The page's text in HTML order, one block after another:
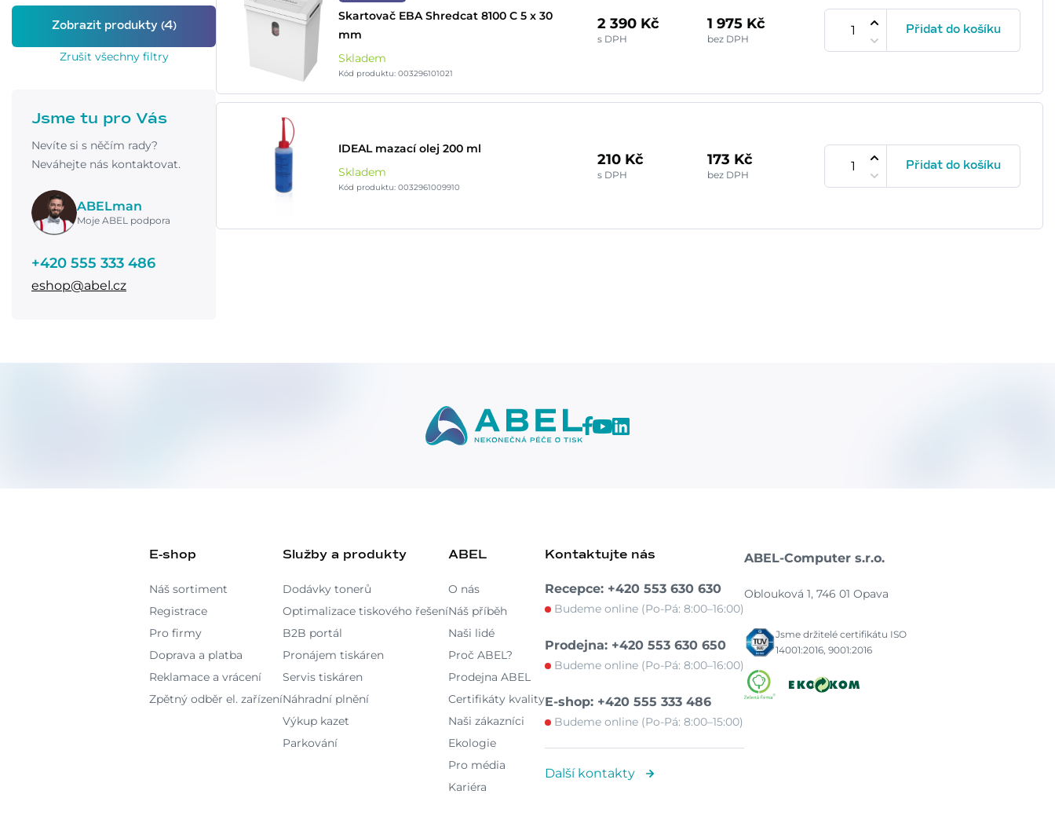
Zrušit všechny filtry
Jsme tu pro Vás
Nevíte si s něčím rady?
Neváhejte nás kontaktovat.
ABELman
Moje ABEL podpora
+420 555 333 486
eshop@abel.cz
Skartovač EBA Shredcat 8100 C 5 x 30
mm
Skladem
Kód produktu: 003296101021
2 390 Kč
s DPH
1 975 Kč
bez DPH
Přidat do košíku
IDEAL mazací olej 200 ml
Skladem
Kód produktu: 0032961009910
210 Kč
s DPH
173 Kč
bez DPH
Přidat do košíku
E-shop
Náš sortiment
Registrace
Pro firmy
Doprava a platba
Reklamace a vrácení
Zpětný odběr el. zařízení
Služby a produkty
Dodávky tonerů
Optimalizace tiskového řešení
B2B portál
Pronájem tiskáren
Servis tiskáren
Náhradní plnění
Výkup kazet
Parkování
ABEL
O nás
Náš příběh
Naši lidé
Proč ABEL?
Prodejna ABEL
Certifikáty kvality
Naši zákazníci
Ekologie
Pro média
Kariéra
Kontaktujte nás
Recepce: +420 553 630 630
Budeme online (Po-Pá: 8:00–16:00)
Prodejna: +420 553 630 650
Budeme online (Po-Pá: 8:00–16:00)
E-shop: +420 555 333 486
Budeme online (Po-Pá: 8:00–15:00)
Další kontakty
ABEL-Computer s.r.o.
Oblouková 1, 746 01 Opava
Jsme držitelé certifikátu ISO
14001:2016, 9001:2016